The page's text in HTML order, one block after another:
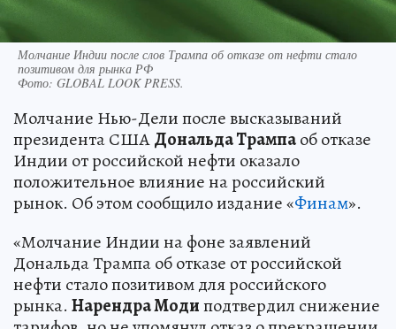
Молчание Индии после слов Трампа об отказе от нефти стало
позитивом для рынка РФ
Фото: GLOBAL LOOK PRESS.
Молчание Нью-Дели после высказываний
президента СШАДональда Трампаоб отказе
Индии от российской нефти оказало
положительное влияние на российский
рынок. Об этом сообщило издание «Финам».
«Молчание Индии на фоне заявлений
Дональда Трампа об отказе от российской
нефти стало позитивом для российского
рынка. Нарендра Модиподтвердил снижение